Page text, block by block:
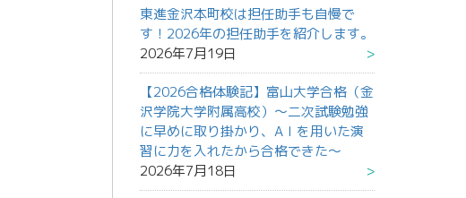
東進金沢本町校は担任助手も自慢で
す！2026年の担任助手を紹介します。
2026年7月19日
【2026合格体験記】富山大学合格（金
沢学院大学附属高校）～二次試験勉強
に早めに取り掛かり、AＩを用いた演
習に力を入れたから合格できた～
2026年7月18日